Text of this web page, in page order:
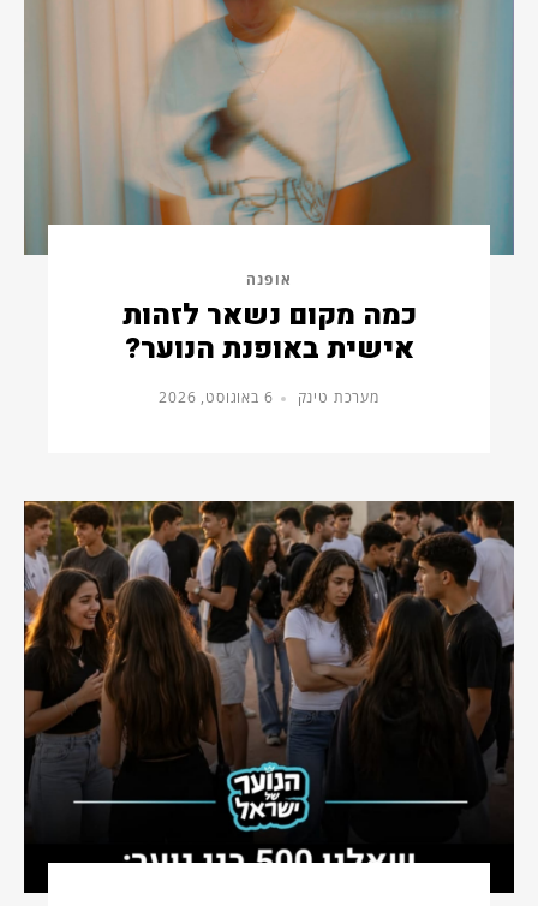
אופנה
כמה מקום נשאר לזהות
אישית באופנת הנוער?
מערכת טינק 6 באוגוסט, 2026